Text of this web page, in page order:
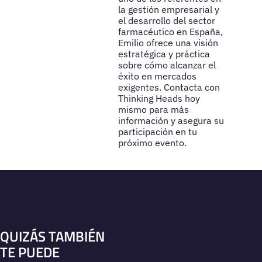
la gestión empresarial y
el desarrollo del sector
farmacéutico en España,
Emilio ofrece una visión
estratégica y práctica
sobre cómo alcanzar el
éxito en mercados
exigentes. Contacta con
Thinking Heads hoy
mismo para más
información y asegura su
participación en tu
próximo evento.
QUIZÁS TAMBIÉN
TE PUEDE